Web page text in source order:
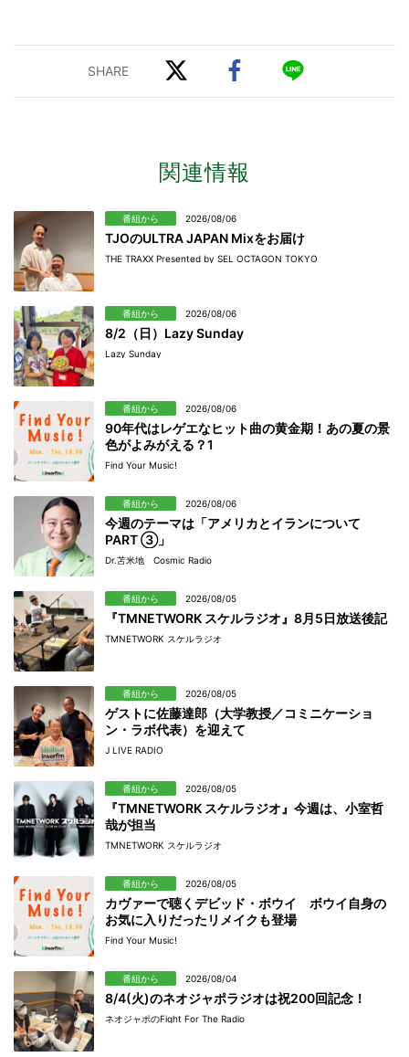
関連情報
番組から 2026/08/06
TJOのULTRA JAPAN Mixをお届け
THE TRAXX Presented by SEL OCTAGON TOKYO
番組から 2026/08/06
8/2（日）Lazy Sunday
Lazy Sunday
番組から 2026/08/06
90年代はレゲエなヒット曲の黄金期！あの夏の景
色がよみがえる？1
Find Your Music!
番組から 2026/08/06
今週のテーマは「アメリカとイランについて
PART ③」
Dr.苫米地 Cosmic Radio
番組から 2026/08/05
『TMNETWORK スケルラジオ』8月5日放送後記
TMNETWORK スケルラジオ
番組から 2026/08/05
ゲストに佐藤達郎（大学教授／コミニケーショ
ン・ラボ代表）を迎えて
J LIVE RADIO
番組から 2026/08/05
『TMNETWORK スケルラジオ』今週は、小室哲
哉が担当
TMNETWORK スケルラジオ
番組から 2026/08/05
カヴァーで聴くデビッド・ボウイ ボウイ自身の
お気に入りだったリメイクも登場
Find Your Music!
番組から 2026/08/04
8/4(火)のネオジャポラジオは祝200回記念！
ネオジャポのFight For The Radio